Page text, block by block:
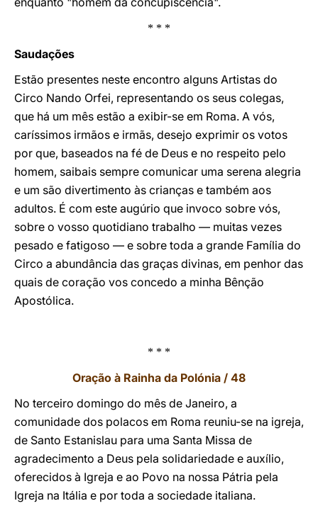
* * *
Saudações
Estão presentes neste encontro alguns Artistas do
Circo Nando Orfei, representando os seus colegas,
que há um mês estão a exibir-se em Roma. A vós,
caríssimos irmãos e irmãs, desejo exprimir os votos
por que, baseados na fé de Deus e no respeito pelo
homem, saibais sempre comunicar uma serena alegria
e um são divertimento às crianças e também aos
adultos. É com este augúrio que invoco sobre vós,
sobre o vosso quotidiano trabalho — muitas vezes
pesado e fatigoso — e sobre toda a grande Família do
Circo a abundância das graças divinas, em penhor das
quais de coração vos concedo a minha Bênção
Apostólica.
* * *
Oração à Rainha da Polónia / 48
No terceiro domingo do mês de Janeiro, a
comunidade dos polacos em Roma reuniu-se na igreja,
de Santo Estanislau para uma Santa Missa de
agradecimento a Deus pela solidariedade e auxílio,
oferecidos à Igreja e ao Povo na nossa Pátria pela
Igreja na Itália e por toda a sociedade italiana.